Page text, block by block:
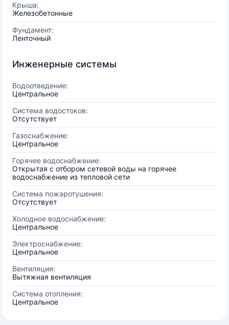
Крыша:
Железобетонные
Фундамент:
Ленточный
Инженерные системы
Водоотведение:
Центральное
Система водостоков:
Отсутствует
Газоснабжение:
Центральное
Горячее водоснабжение:
Открытая с отбором сетевой воды на горячее
водоснабжение из тепловой сети
Система пожаротушения:
Отсутствует
Холодное водоснабжение:
Центральное
Электроснабжение:
Центральное
Вентиляция:
Вытяжная вентиляция
Система отопления:
Центральное